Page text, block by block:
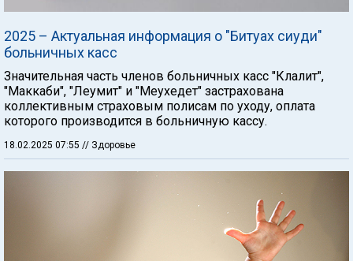
2025 – Актуальная информация о "Битуах сиуди"
больничных касс
Значительная часть членов больничных касс "Клалит",
"Маккаби", "Леумит" и "Меухедет" застрахована
коллективным страховым полисам по уходу, оплата
которого производится в больничную кассу.
18.02.2025 07:55 // Здоровье